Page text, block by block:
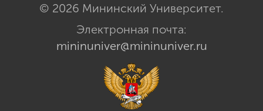
© 2026 Мининский Университет.
Электронная почта:
mininuniver@mininuniver.ru